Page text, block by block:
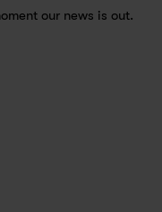
our news is out.